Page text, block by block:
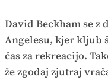
David Beckham se
Angelesu, kjer kljub
čas za rekreacijo.
že zgodaj zjutraj